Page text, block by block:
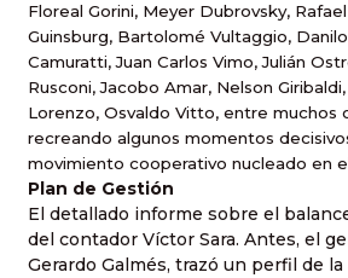
Floreal Gorini, Meyer Dubrovsky,
Guinsburg, Bartolomé Vultaggio,
Camuratti, Juan Carlos Vimo, Julián
Rusconi, Jacobo Amar, Nelson
Lorenzo, Osvaldo Vitto, entre muchos
recreando algunos momentos
movimiento cooperativo nucleado en
Plan de Gestión
El detallado informe sobre el
del contador Víctor Sara. Antes, el
Gerardo Galmés, trazó un perfil de